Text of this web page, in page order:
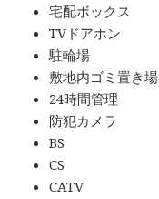
宅配ボックス
TVドアホン
駐輪場
敷地内ゴミ置き場
24時間管理
防犯カメラ
BS
CS
CATV